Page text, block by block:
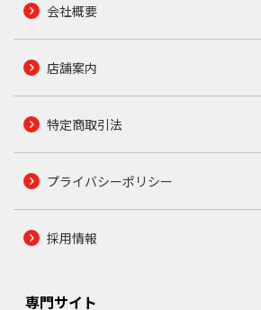
会社概要
店舗案内
特定商取引法
プライバシーポリシー
採用情報
専門サイト